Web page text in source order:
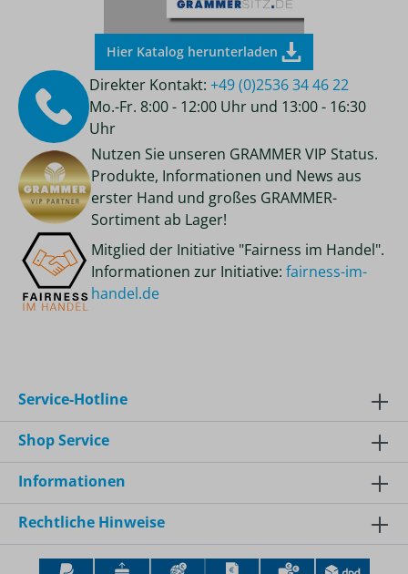
Hier Katalog herunterladen
Direkter Kontakt:+49 (0)2536 34 46 22
Mo.-Fr. 8:00 - 12:00 Uhr und 13:00 - 16:30
Uhr
Nutzen Sie unseren GRAMMER VIP Status.
Produkte, Informationen und News aus
erster Hand und großes GRAMMER-
Sortiment ab Lager!
Mitglied der Initiative "Fairness im Handel".
Informationen zur Initiative: fairness-im-
handel.de
Service-Hotline
Shop Service
Informationen
Rechtliche Hinweise